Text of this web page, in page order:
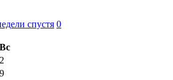
спустя 0
Вс
2
9